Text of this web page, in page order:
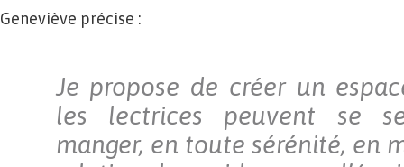
Geneviève précise :
Je propose de créer un
les lectrices peuvent se
manger, en toute sérénité, en